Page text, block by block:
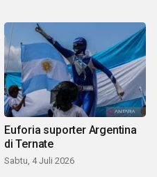
Euforia suporter Argentina
di Ternate
Sabtu, 4 Juli 2026